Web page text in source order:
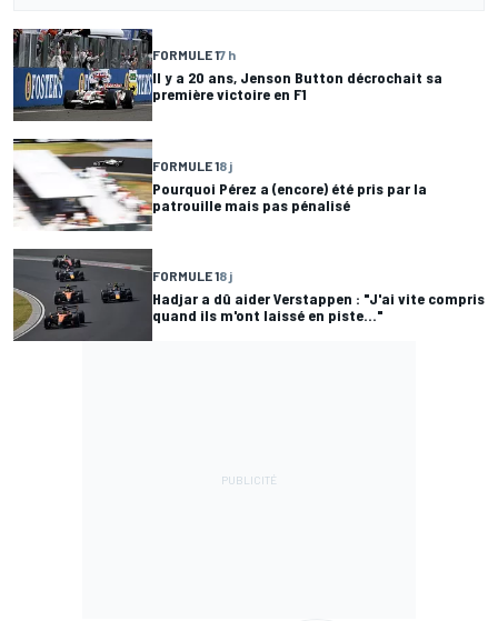
FORMULE 17 h
Il y a 20 ans, Jenson Button décrochait sa
première victoire en F1
FORMULE 18 j
Pourquoi Pérez a (encore) été pris par la
patrouille mais pas pénalisé
FORMULE 18 j
Hadjar a dû aider Verstappen : "J'ai vite compris
quand ils m'ont laissé en piste..."